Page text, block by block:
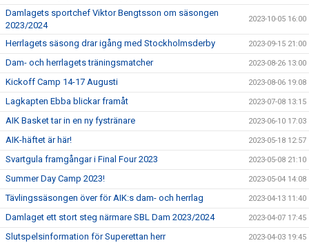
Damlagets sportchef Viktor Bengtsson om säsongen
2023/2024
2023-10-05 16:00
Herrlagets säsong drar igång med Stockholmsderby 2023-09-15 21:00
Dam- och herrlagets träningsmatcher 2023-08-26 13:00
Kickoff Camp 14-17 Augusti 2023-08-06 19:08
Lagkapten Ebba blickar framåt 2023-07-08 13:15
AIK Basket tar in en ny fystränare 2023-06-10 17:03
AIK-häftet är här! 2023-05-18 12:57
Svartgula framgångar i Final Four 2023 2023-05-08 21:10
Summer Day Camp 2023! 2023-05-04 14:08
Tävlingssäsongen över för AIK:s dam- och herrlag 2023-04-13 11:40
Damlaget ett stort steg närmare SBL Dam 2023/2024 2023-04-07 17:45
Slutspelsinformation för Superettan herr 2023-04-03 19:45